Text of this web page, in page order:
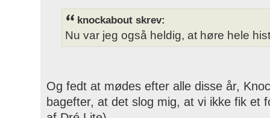
knockabout skrev:
Nu var jeg også heldig, at høre hele
Og fedt at mødes efter alle disse år,
bagefter, at det slog mig, at vi ikke fik et